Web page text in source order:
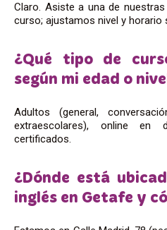
Claro. Asiste a una de
curso; ajustamos nivel y horario
¿Qué tipo de
según mi edad o
Adultos (general,
extraescolares), online en
certificados.
¿Dónde está
inglés en Getafe y